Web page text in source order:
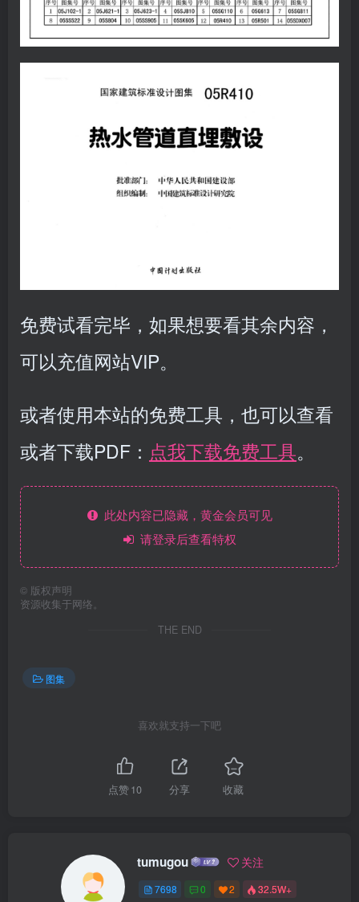
免费试看完毕，如果想要看其余内容，
可以充值网站VIP。
或者使用本站的免费工具，也可以查看
或者下载PDF： 点我下载免费工具。
此处内容已隐藏，黄金会员可见
请登录后查看特权
© 版权声明
资源收集于网络。
THE END
图集
喜欢就支持一下吧
点赞10 分享 收藏
tumugou 关注
7698 0 2 32.5W+